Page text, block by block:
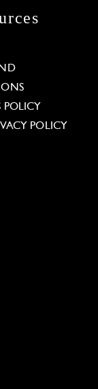
POLICY
POLICY